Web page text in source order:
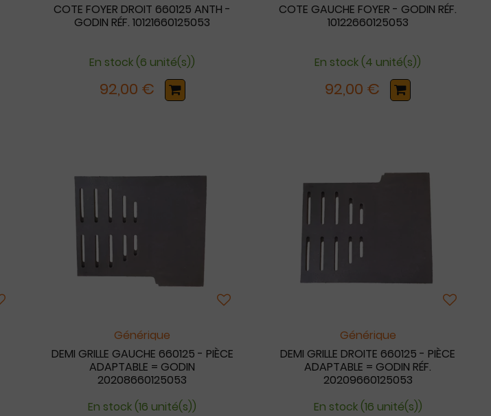
COTE FOYER DROIT 660125 ANTH -
GODIN RÉF. 10121660125053
En stock (6 unité(s))
92,00 €
COTE GAUCHE FOYER - GODIN RÉF.
10122660125053
En stock (4 unité(s))
92,00 €
Générique
DEMI GRILLE GAUCHE 660125 - PIÈCE
ADAPTABLE = GODIN
20208660125053
En stock (16 unité(s))
Générique
DEMI GRILLE DROITE 660125 - PIÈCE
ADAPTABLE = GODIN RÉF.
20209660125053
En stock (16 unité(s))